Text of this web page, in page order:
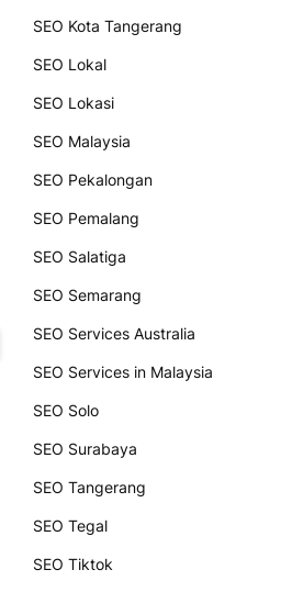
SEO Kota Tangerang
SEO Lokal
SEO Lokasi
SEO Malaysia
SEO Pekalongan
SEO Pemalang
SEO Salatiga
SEO Semarang
SEO Services Australia
SEO Services in Malaysia
SEO Solo
SEO Surabaya
SEO Tangerang
SEO Tegal
SEO Tiktok